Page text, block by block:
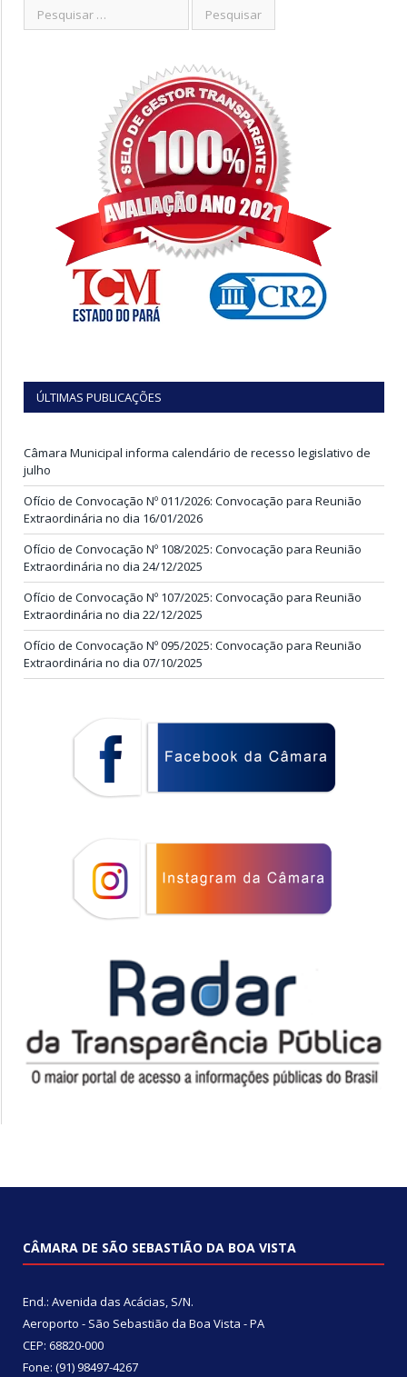
ÚLTIMAS PUBLICAÇÕES
Câmara Municipal informa calendário de recesso legislativo de
julho
Ofício de Convocação Nº 011/2026: Convocação para Reunião
Extraordinária no dia 16/01/2026
Ofício de Convocação Nº 108/2025: Convocação para Reunião
Extraordinária no dia 24/12/2025
Ofício de Convocação Nº 107/2025: Convocação para Reunião
Extraordinária no dia 22/12/2025
Ofício de Convocação Nº 095/2025: Convocação para Reunião
Extraordinária no dia 07/10/2025
CÂMARA DE SÃO SEBASTIÃO DA BOA VISTA
End.: Avenida das Acácias, S/N.
Aeroporto - São Sebastião da Boa Vista - PA
CEP: 68820-000
Fone: (91) 98497-4267